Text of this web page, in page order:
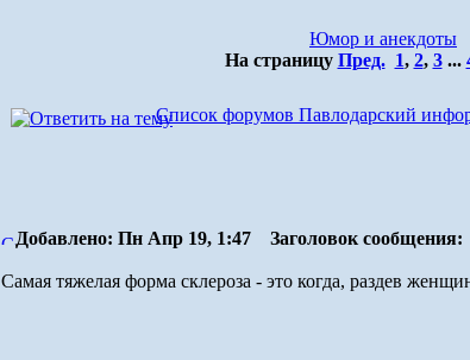
Юмор и анекдоты
На страницу Пред. 1, 2, 3...
Список форумов Павлодарский
Добавлено: Пн Апр 19, 1:47 Заголовок сообщения:
Самая тяжелая форма склероза - это когда, раздев